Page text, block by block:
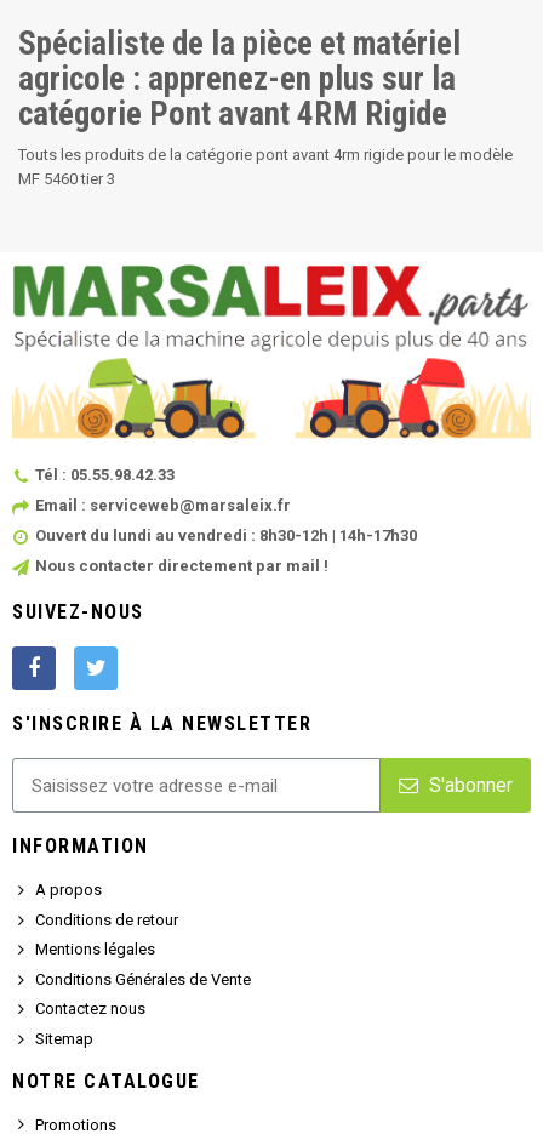
Spécialiste de la pièce et matériel
agricole : apprenez-en plus sur la
catégorie Pont avant 4RM Rigide
Touts les produits de la catégorie pont avant 4rm rigide pour le modèle
MF 5460 tier 3
Tél : 05.55.98.42.33
Email : serviceweb@marsaleix.fr
Ouvert du lundi au vendredi : 8h30-12h | 14h-17h30
Nous contacter directement par mail !
SUIVEZ-NOUS
S'INSCRIRE À LA NEWSLETTER
S'abonner
INFORMATION
A propos
Conditions de retour
Mentions légales
Conditions Générales de Vente
Contactez nous
Sitemap
NOTRE CATALOGUE
Promotions